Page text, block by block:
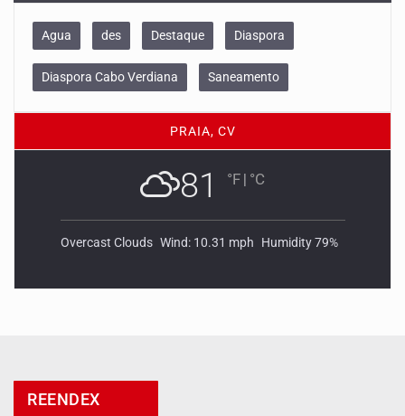
Agua des Destaque Diaspora
Diaspora Cabo Verdiana Saneamento
PRAIA, CV
81 °F | °C
Overcast Clouds Wind: 10.31 mph Humidity 79%
REENDEX